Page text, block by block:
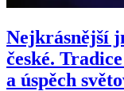
Nejkrásnější
české.
a úspěch